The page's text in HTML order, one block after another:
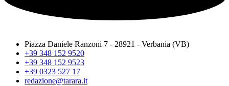
Piazza Daniele Ranzoni 7 - 28921 - Verbania (VB)
+39 348 152 9520
+39 348 152 9523
+39 0323 527 17
redazione@tarara.it